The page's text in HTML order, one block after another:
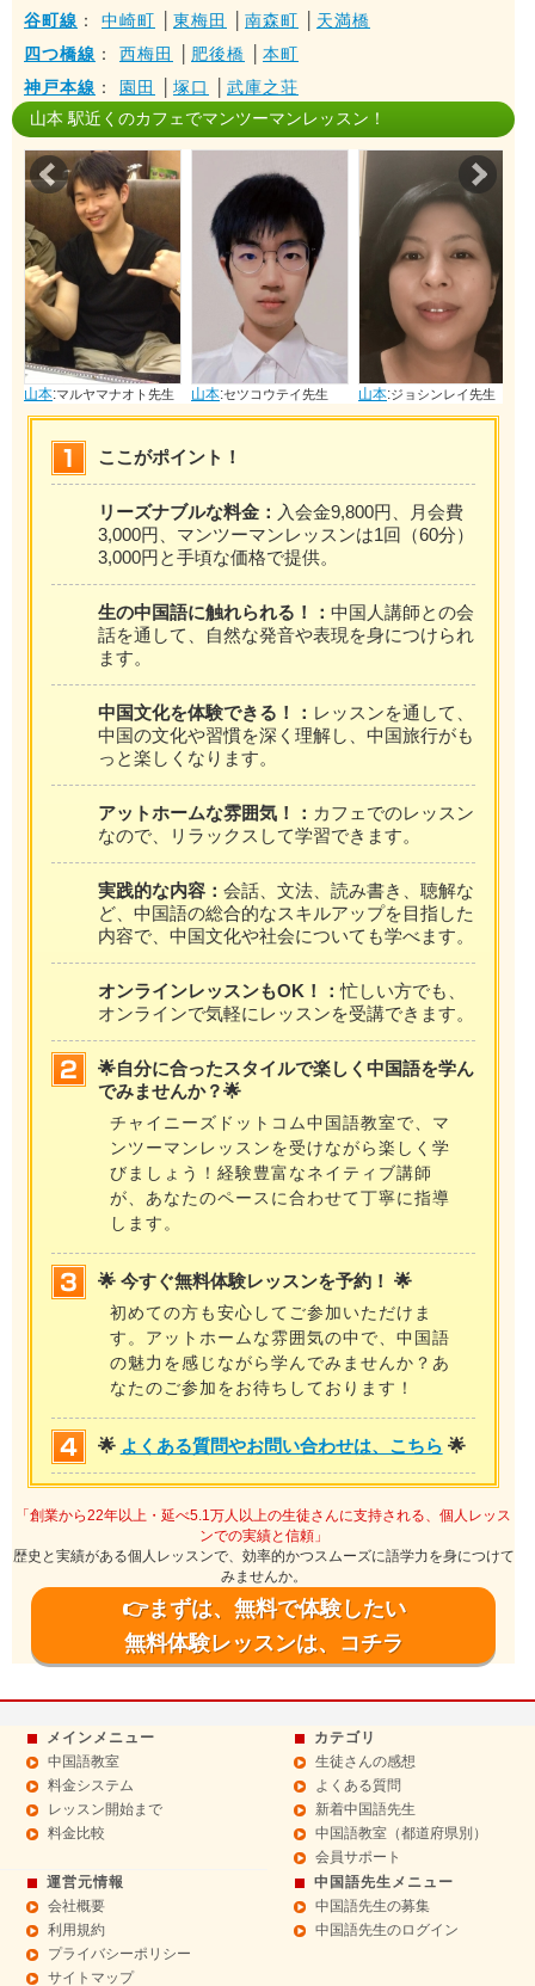
谷町線 ： 中崎町 東梅田 南森町
天満橋
四つ橋線 ： 西梅田 肥後橋
本町
神戸本線 ： 園田 塚口
武庫之荘
山本 駅近くのカフェでマンツーマンレッスン！
ト先生 山本:セツコウテイ先生 山本:ジョシンレイ先生 山本:リリュウヒ先生
Prev
ここがポイント！
リーズナブルな料金： 入会金9,800円、月会費
3,000円、マンツーマンレッスンは1回（60分）
3,000円と手頃な価格で提供。
生の中国語に触れられる！： 中国人講師との会
話を通して、自然な発音や表現を身につけられ
ます。
中国文化を体験できる！： レッスンを通して、
中国の文化や習慣を深く理解し、中国旅行がも
っと楽しくなります。
アットホームな雰囲気！： カフェでのレッスン
なので、リラックスして学習できます。
実践的な内容： 会話、文法、読み書き、聴解な
ど、中国語の総合的なスキルアップを目指した
内容で、中国文化や社会についても学べます。
オンラインレッスンもOK！：忙しい方でも、
オンラインで気軽にレッスンを受講できます。
🌟自分に合ったスタイルで楽しく中国語を学ん
でみませんか？🌟
チャイニーズドットコム中国語教室で、マ
ンツーマンレッスンを受けながら楽しく学
びましょう！経験豊富なネイティブ講師
が、あなたのペースに合わせて丁寧に指導
します。
🌟 今すぐ無料体験レッスンを予約！ 🌟
初めての方も安心してご参加いただけま
す。アットホームな雰囲気の中で、中国語
の魅力を感じながら学んでみませんか？あ
なたのご参加をお待ちしております！
🌟 よくある質問やお問い合わせは、こちら 🌟
「創業から22年以上・延べ5.1万人以上の生徒さんに支持される、個人レッス
ンでの実績と信頼」
歴史と実績がある個人レッスンで、効率的かつスムーズに語学力を身につけて
みませんか。
👉まずは、無料で体験したい
無料体験レッスンは、コチラ
メインメニュー
中国語教室
料金システム
レッスン開始まで
料金比較
カテゴリ
生徒さんの感想
よくある質問
新着中国語先生
中国語教室（都道府県別）
会員サポート
運営元情報
会社概要
利用規約
プライバシーポリシー
サイトマップ
中国語先生メニュー
中国語先生の募集
中国語先生のログイン